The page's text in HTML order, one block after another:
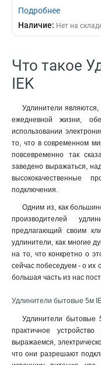
Подробнее
Наличие: Нет на
Что такое
IEK
Удлинители
ежедневной жизни,
использовании
то, что в современном
повсевременно так
заведено выражаться,
высококачественные
подключения.
Одним из, как
производителей
предлагающий своим
удлинители, как многие
на то, что конкретно о
сейчас побеседуем - о их
большая часть из нас
Удлинители бытовые 5м
Удлинители бытовые
практичное
выражаемся,
что они разрешают